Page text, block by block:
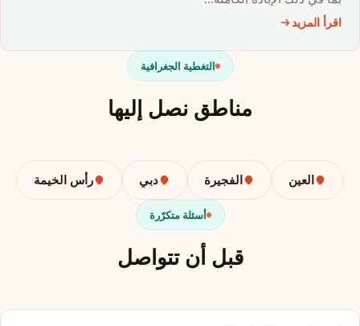
اقرأ المزيد
التغطية الجغرافية
مناطق نصل إليها
العين الفجيرة دبي رأس الخيمة
أسئلة متكرّرة
قبل أن تتواصل